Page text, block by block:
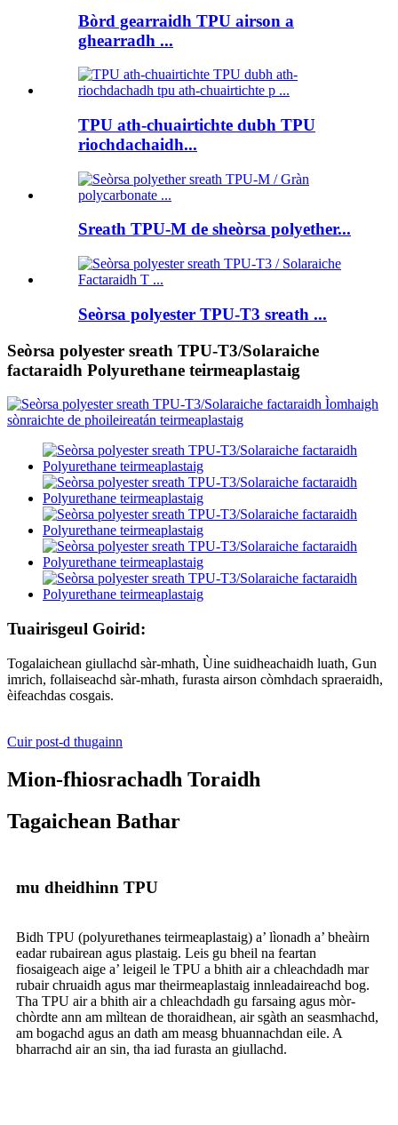
Bòrd gearraidh TPU airson a
ghearradh ...
TPU ath-chuairtichte dubh TPU
riochdachaidh...
Sreath TPU-M de sheòrsa polyether...
Seòrsa polyester TPU-T3 sreath ...
Seòrsa polyester sreath TPU-T3/Solaraiche
factaraidh Polyurethane teirmeaplastaig
Tuairisgeul Goirid:
Togalaichean giullachd sàr-mhath, Ùine suidheachaidh luath, Gun
imrich, follaiseachd sàr-mhath, furasta airson còmhdach spraeraidh,
èifeachdas cosgais.
Cuir post-d thugainn
Mion-fhiosrachadh Toraidh
Tagaichean Bathar
mu dheidhinn TPU
Bidh TPU (polyurethanes teirmeaplastaig) a’ lìonadh a’ bheàirn
eadar rubairean agus plastaig. Leis gu bheil na feartan
fiosaigeach aige a’ leigeil le TPU a bhith air a chleachdadh mar
rubair chruaidh agus mar theirmeaplastaig innleadaireachd bog.
Tha TPU air a bhith air a chleachdadh gu farsaing agus mòr-
chòrdte ann am mìltean de thoraidhean, air sgàth an seasmhachd,
am bogachd agus an dath am measg bhuannachdan eile. A
bharrachd air an sin, tha iad furasta an giullachd.